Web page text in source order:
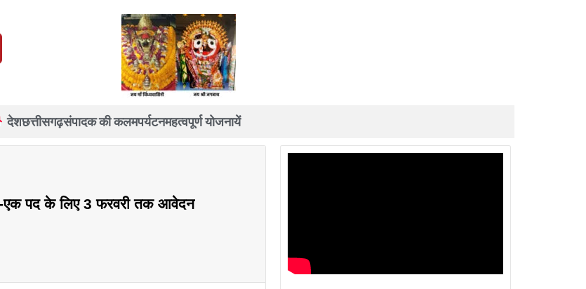
देशछत्तीसगढ़संपादक की कलमपर्यटनमहत्वपूर्ण योजनायें
एक पद के लिए 3 फरवरी तक आवेदन